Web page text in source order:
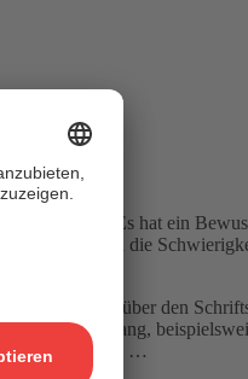
akzeptiert. Es hat ein
und auch die
sich gegenüber den
Operngesang,
und Charme …